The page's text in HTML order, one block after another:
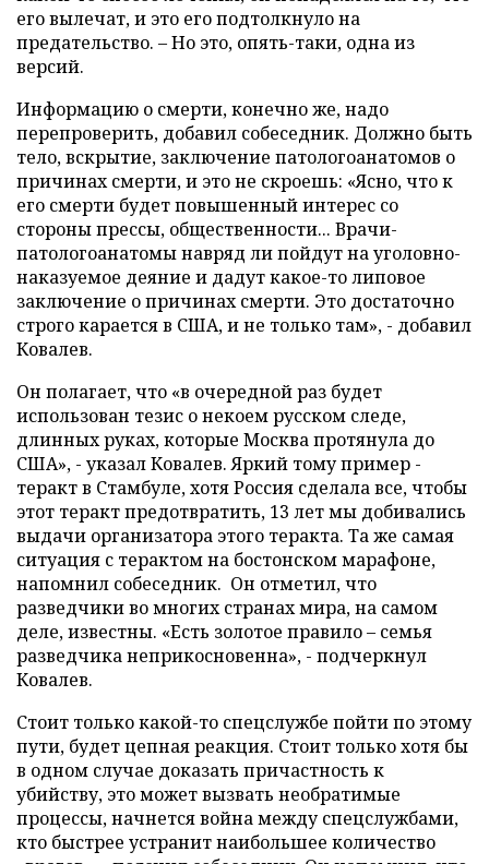
его вылечат, и это его подтолкнуло на
предательство. – Но это, опять-таки, одна из
версий.
Информацию о смерти, конечно же, надо
перепроверить, добавил собеседник. Должно быть
тело, вскрытие, заключение патологоанатомов о
причинах смерти, и это не скроешь: «Ясно, что к
его смерти будет повышенный интерес со
стороны прессы, общественности... Врачи-
патологоанатомы навряд ли пойдут на уголовно-
наказуемое деяние и дадут какое-то липовое
заключение о причинах смерти. Это достаточно
строго карается в США, и не только там», - добавил
Ковалев.
Он полагает, что «в очередной раз будет
использован тезис о некоем русском следе,
длинных руках, которые Москва протянула до
США», - указал Ковалев. Яркий тому пример -
теракт в Стамбуле, хотя Россия сделала все, чтобы
этот теракт предотвратить, 13 лет мы добивались
выдачи организатора этого теракта. Та же самая
ситуация с терактом на бостонском марафоне,
напомнил собеседник. Он отметил, что
разведчики во многих странах мира, на самом
деле, известны. «Есть золотое правило – семья
разведчика неприкосновенна», - подчеркнул
Ковалев.
Стоит только какой-то спецслужбе пойти по этому
пути, будет цепная реакция. Стоит только хотя бы
в одном случае доказать причастность к
убийству, это может вызвать необратимые
процессы, начнется война между спецслужбами,
кто быстрее устранит наибольшее количество